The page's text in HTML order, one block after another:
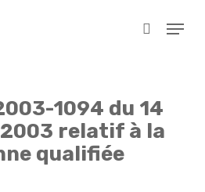
search
Menu
1094 du 14
relatif à la
qualifiée